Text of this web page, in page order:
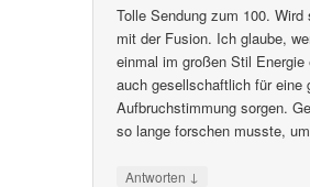
Tolle Sendung zum 100.
mit der Fusion. Ich glaube,
einmal im großen Stil
auch gesellschaftlich für eine
Aufbruchstimmung sorgen.
so lange forschen musste,
Antworten ↓